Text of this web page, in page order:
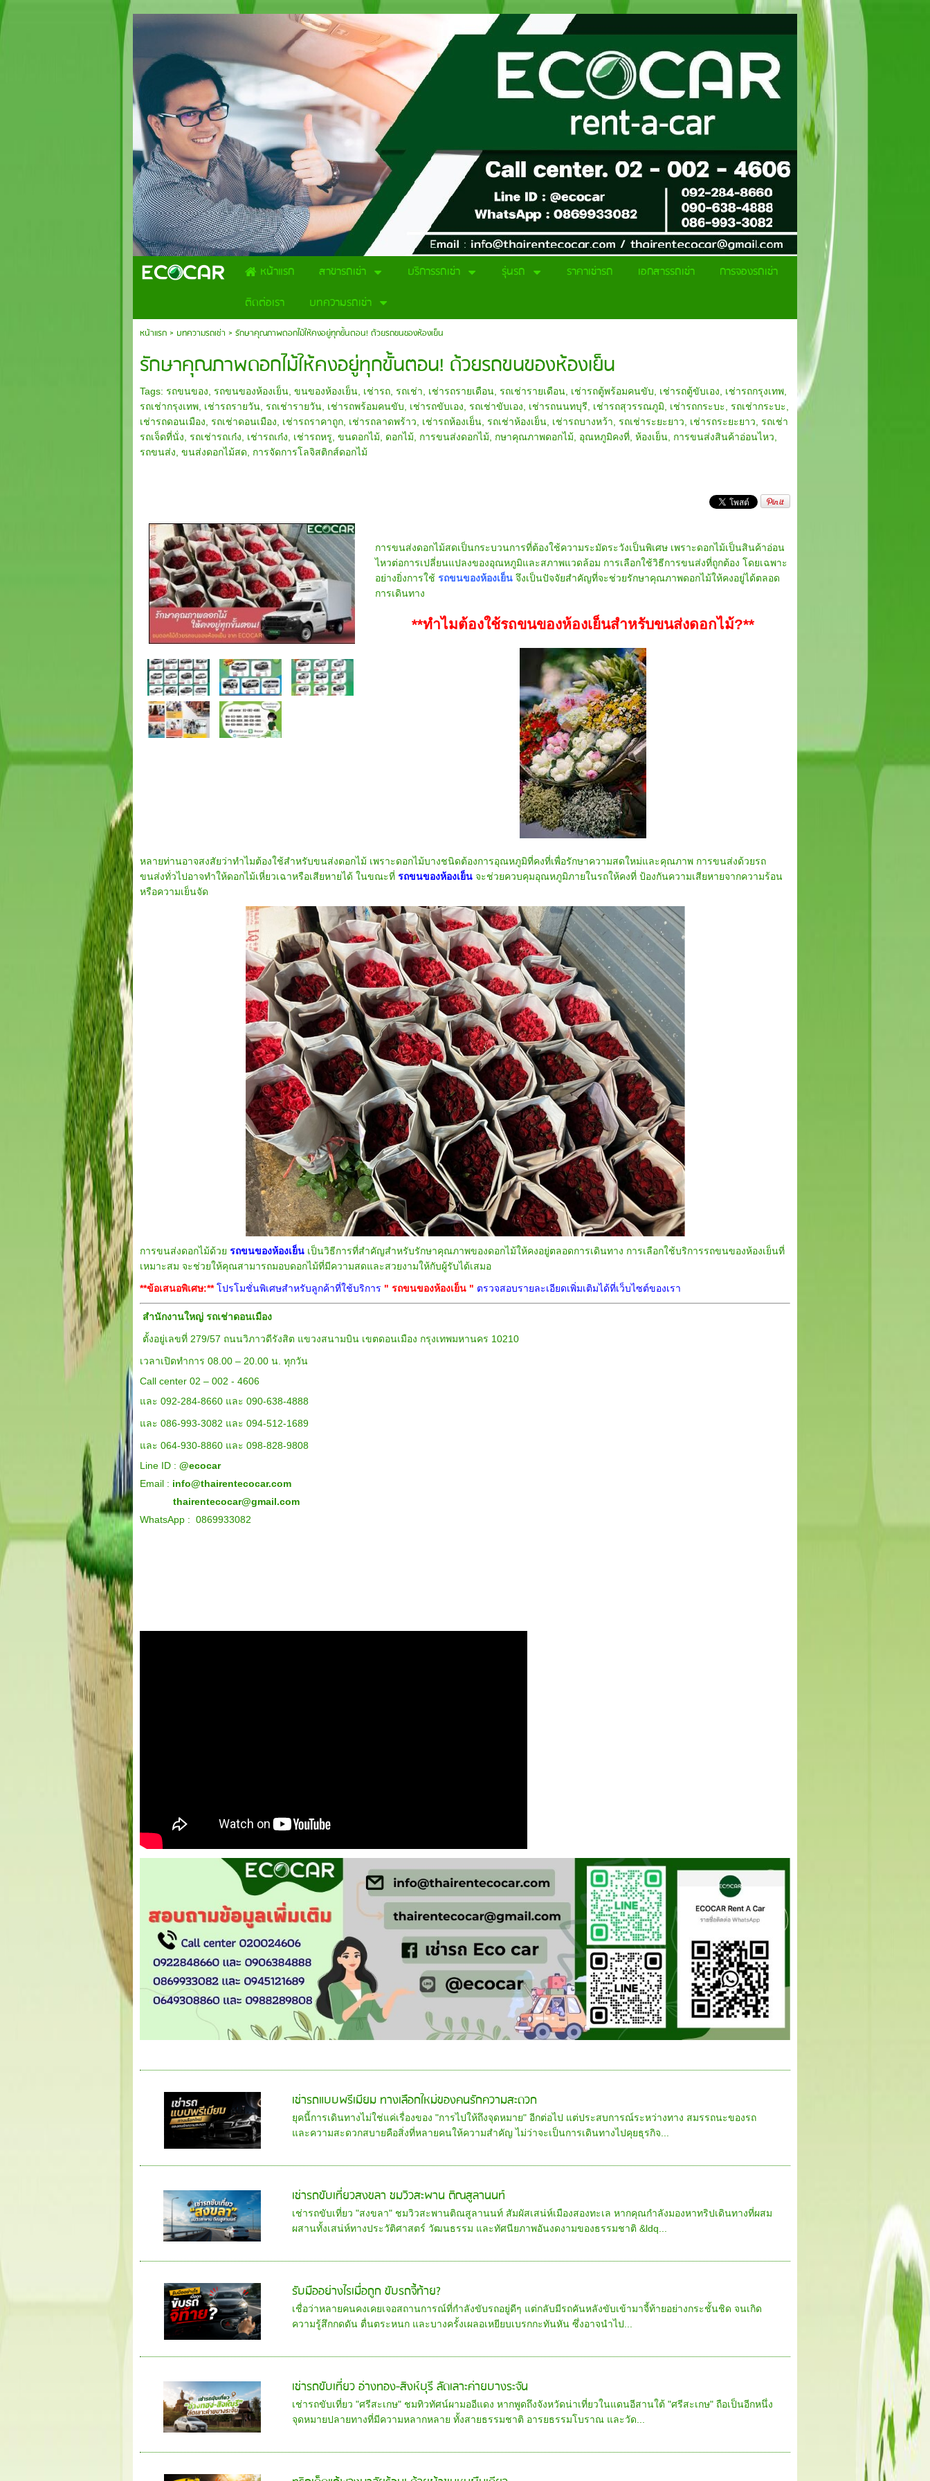
.
หน้าแรก สาขารถเช่า บริการรถเช่า รุ่นรถ ราคาเช่ารถ เอกสารรถเช่า
การจองรถเช่า
ติดต่อเรา
บทความรถเช่า
หน้าแรก> บทความรถเช่า > รักษาคุณภาพดอกไม้ให้คงอยู่ทุกขั้นตอน! ด้วยรถขนของห้องเย็น
รักษาคุณภาพดอกไม้ให้คงอยู่ทุกขั้นตอน! ด้วยรถขนของห้องเย็น
Tags: รถขนของ รถขนของห้องเย็น ขนของห้องเย็น เช่ารถ รถเช่า เช่ารถรายเดือน รถเช่ารายเดือน เช่ารถตู้พร้อมคนขับ เช่ารถตู้ขับเอง เช่ารถกรุงเทพ
รถเช่ากรุงเทพ เช่ารถรายวัน รถเช่ารายวัน เช่ารถพร้อมคนขับ เช่ารถขับเอง รถเช่าขับเอง เช่ารถนนทบุรี เช่ารถสุวรรณภูมิ เช่ารถกระบะ รถเช่ากระบะ
เช่ารถดอนเมือง รถเช่าดอนเมือง เช่ารถราคาถูก เช่ารถลาดพร้าว เช่ารถห้องเย็น รถเช่าห้องเย็น เช่ารถบางหว้า รถเช่าระยะยาว เช่ารถระยะยาว รถเช่า
รถเจ็ดที่นั่ง รถเช่ารถเก๋ง เช่ารถเก๋ง เช่ารถหรู ขนดอกไม้ ดอกไม้ การขนส่งดอกไม้ กษาคุณภาพดอกไม้ อุณหภูมิคงที่ ห้องเย็น การขนส่งสินค้าอ่อนไหว
รถขนส่ง ขนส่งดอกไม้สด การจัดการโลจิสติกส์ดอกไม้
การขนส่งดอกไม้สดเป็นกระบวนการที่ต้องใช้ความระมัดระวังเป็นพิเศษ เพราะดอกไม้เป็นสินค้าอ่อน
ไหวต่อการเปลี่ยนแปลงของอุณหภูมิและสภาพแวดล้อม การเลือกใช้วิธีการขนส่งที่ถูกต้อง โดยเฉพาะ
อย่างยิ่งการใช้ รถขนของห้องเย็น จึงเป็นปัจจัยสำคัญที่จะช่วยรักษาคุณภาพดอกไม้ให้คงอยู่ได้ตลอด
การเดินทาง
**ทำไมต้องใช้รถขนของห้องเย็นสำหรับขนส่งดอกไม้?**
หลายท่านอาจสงสัยว่าทำไมต้องใช้สำหรับขนส่งดอกไม้ เพราะดอกไม้บางชนิดต้องการอุณหภูมิที่คงที่เพื่อรักษาความสดใหม่และคุณภาพ การขนส่งด้วยรถ
ขนส่งทั่วไปอาจทำให้ดอกไม้เหี่ยวเฉาหรือเสียหายได้ ในขณะที่รถขนของห้องเย็น จะช่วยควบคุมอุณหภูมิภายในรถให้คงที่ ป้องกันความเสียหายจากความร้อน
หรือความเย็นจัด
การขนส่งดอกไม้ด้วย รถขนของห้องเย็น เป็นวิธีการที่สำคัญสำหรับรักษาคุณภาพของดอกไม้ให้คงอยู่ตลอดการเดินทาง การเลือกใช้บริการรถขนของห้องเย็นที่
เหมาะสม จะช่วยให้คุณสามารถมอบดอกไม้ที่มีความสดและสวยงามให้กับผู้รับได้เสมอ
**ข้อเสนอพิเศษ:**โปรโมชั่นพิเศษสำหรับลูกค้าที่ใช้บริการ "รถขนของห้องเย็น " ตรวจสอบรายละเอียดเพิ่มเติมได้ที่เว็บไซต์ของเรา
สำนักงานใหญ่ รถเช่าดอนเมือง
ตั้งอยู่เลขที่ 279/57 ถนนวิภาวดีรังสิต แขวงสนามบิน เขตดอนเมือง กรุงเทพมหานคร 10210
เวลาเปิดทำการ 08.00 – 20.00 น. ทุกวัน
Call center 02 – 002 - 4606
และ 092-284-8660 และ 090-638-4888
และ 086-993-3082 และ 094-512-1689
และ 064-930-8860 และ 098-828-9808
Line ID :@ecocar
Email : info@thairentecocar.com
thairentecocar@gmail.com
WhatsApp : 0869933082
เช่ารถแบบพรีเมียม ทางเลือกใหม่ของคนรักความสะดวก
ยุคนี้การเดินทางไม่ใช่แค่เรื่องของ "การไปให้ถึงจุดหมาย" อีกต่อไป แต่ประสบการณ์ระหว่างทาง สมรรถนะของรถ
และความสะดวกสบายคือสิ่งที่หลายคนให้ความสำคัญ ไม่ว่าจะเป็นการเดินทางไปคุยธุรกิจ...
เช่ารถขับเที่ยวสงขลา ชมวิวสะพาน ติณสูลานนท์
เช่ารถขับเที่ยว "สงขลา" ชมวิวสะพานติณสูลานนท์ สัมผัสเสน่ห์เมืองสองทะเล หากคุณกำลังมองหาทริปเดินทางที่ผสม
ผสานทั้งเสน่ห์ทางประวัติศาสตร์ วัฒนธรรม และทัศนียภาพอันงดงามของธรรมชาติ &ldq...
รับมืออย่างไรเมื่อถูก ขับรถจี้ท้าย?
เชื่อว่าหลายคนคงเคยเจอสถานการณ์ที่กำลังขับรถอยู่ดีๆ แต่กลับมีรถคันหลังขับเข้ามาจี้ท้ายอย่างกระชั้นชิด จนเกิด
ความรู้สึกกดดัน ตื่นตระหนก และบางครั้งเผลอเหยียบเบรกกะทันหัน ซึ่งอาจนำไป...
เช่ารถขับเที่ยว อ่างทอง-สิงห์บุรี ลัดเลาะค่ายบางระจัน
เช่ารถขับเที่ยว "ศรีสะเกษ" ชมทิวทัศน์ผามออีแดง หากพูดถึงจังหวัดน่าเที่ยวในแดนอีสานใต้ "ศรีสะเกษ" ถือเป็นอีกหนึ่ง
จุดหมายปลายทางที่มีความหลากหลาย ทั้งสายธรรมชาติ อารยธรรมโบราณ และวัด...